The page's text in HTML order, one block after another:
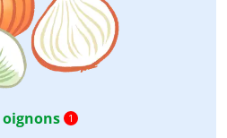
oignons 1